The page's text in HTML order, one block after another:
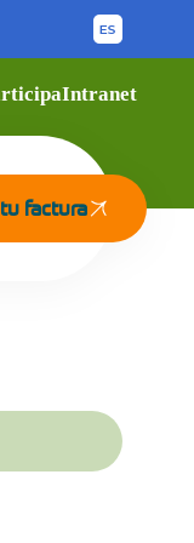
Intranet
factura